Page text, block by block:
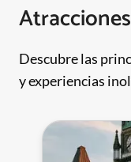
Atracciones
Descubre las
y experiencias